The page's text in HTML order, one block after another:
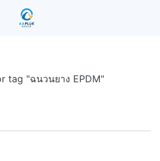
tag "ฉนวนยาง EPDM"